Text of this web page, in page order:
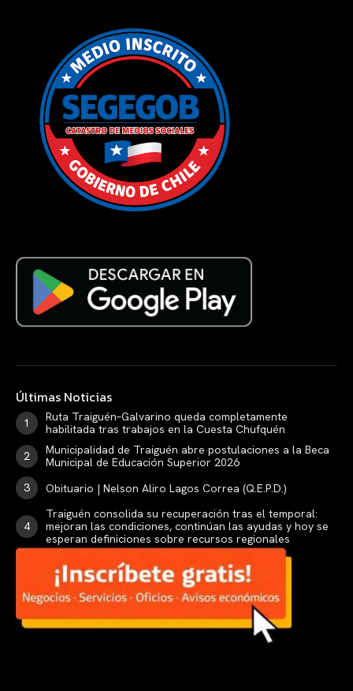
Últimas Noticias
Ruta Traiguén–Galvarino queda completamente
habilitada tras trabajos en la Cuesta Chufquén
Municipalidad de Traiguén abre postulaciones a la Beca
Municipal de Educación Superior 2026
Obituario | Nelson Aliro Lagos Correa (Q.E.P.D.)
Traiguén consolida su recuperación tras el temporal:
mejoran las condiciones, continúan las ayudas y hoy se
esperan definiciones sobre recursos regionales